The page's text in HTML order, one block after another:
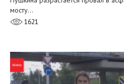
мосту…
1621